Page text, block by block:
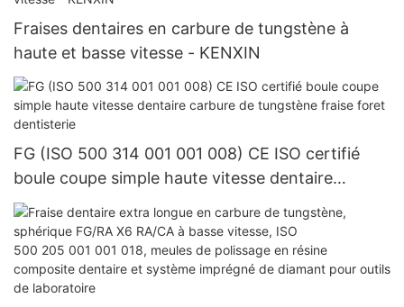
Fraises dentaires en carbure de tungstène à
haute et basse vitesse - KENXIN
FG (ISO 500 314 001 001 008) CE ISO certifié
boule coupe simple haute vitesse dentaire
carbure de tungstène fraise foret dentisterie